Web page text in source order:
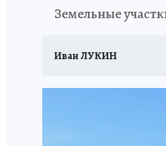
Земельные
Иван ЛУКИН